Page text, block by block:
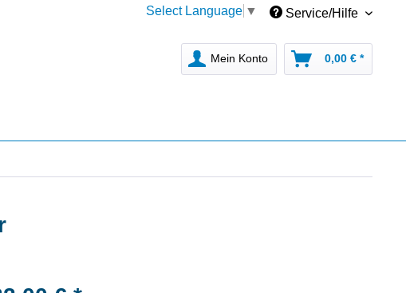
Select Language ▼ Service/Hilfe
Mein Konto 0,00 € *